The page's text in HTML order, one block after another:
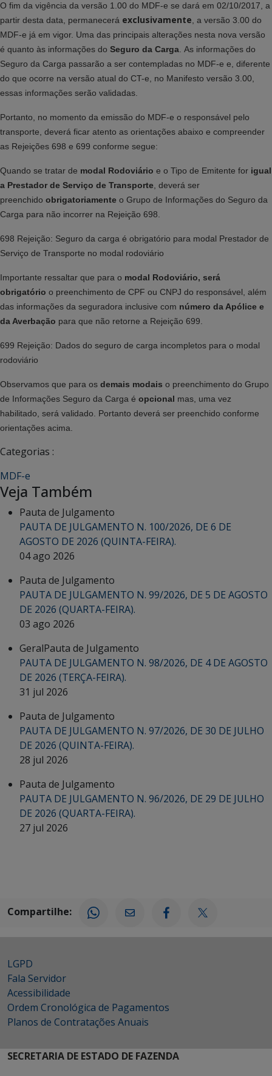
O fim da vigência da versão 1.00 do MDF-e se dará em 02/10/2017, a
partir desta data, permanecerá exclusivamente , a versão 3.00 do
MDF-e já em vigor. Uma das principais alterações nesta nova versão
é quanto às informações do Seguro da Carga . As informações do
Seguro da Carga passarão a ser contempladas no MDF-e e, diferente
do que ocorre na versão atual do CT-e, no Manifesto versão 3.00,
essas informações serão validadas.
Portanto, no momento da emissão do MDF-e o responsável pelo
transporte, deverá ficar atento as orientações abaixo e compreender
as Rejeições 698 e 699 conforme segue:
Quando se tratar de modal Rodoviário e o Tipo de Emitente for igual
a Prestador de Serviço de Transporte , deverá ser
preenchido obrigatoriamente o Grupo de Informações do Seguro da
Carga para não incorrer na Rejeição 698.
698 Rejeição: Seguro da carga é obrigatório para modal Prestador de
Serviço de Transporte no modal rodoviário
Importante ressaltar que para o modal Rodoviário, será
obrigatório o preenchimento de CPF ou CNPJ do responsável, além
das informações da seguradora inclusive com número da Apólice e
da Averbação para que não retorne a Rejeição 699.
699 Rejeição: Dados do seguro de carga incompletos para o modal
rodoviário
Observamos que para os demais modais o preenchimento do Grupo
de Informações Seguro da Carga é opcional mas, uma vez
habilitado, será validado. Portanto deverá ser preenchido conforme
orientações acima.
Categorias :
MDF-e
Veja Também
Pauta de Julgamento
PAUTA DE JULGAMENTO N. 100/2026, DE 6 DE
AGOSTO DE 2026 (QUINTA-FEIRA).
04 ago 2026
Pauta de Julgamento
PAUTA DE JULGAMENTO N. 99/2026, DE 5 DE AGOSTO
DE 2026 (QUARTA-FEIRA).
03 ago 2026
GeralPauta de Julgamento
PAUTA DE JULGAMENTO N. 98/2026, DE 4 DE AGOSTO
DE 2026 (TERÇA-FEIRA).
31 jul 2026
Pauta de Julgamento
PAUTA DE JULGAMENTO N. 97/2026, DE 30 DE JULHO
DE 2026 (QUINTA-FEIRA).
28 jul 2026
Pauta de Julgamento
PAUTA DE JULGAMENTO N. 96/2026, DE 29 DE JULHO
DE 2026 (QUARTA-FEIRA).
27 jul 2026
Compartilhe:
LGPD
Fala Servidor
Acessibilidade
Ordem Cronológica de Pagamentos
Planos de Contratações Anuais
SECRETARIA DE ESTADO DE FAZENDA